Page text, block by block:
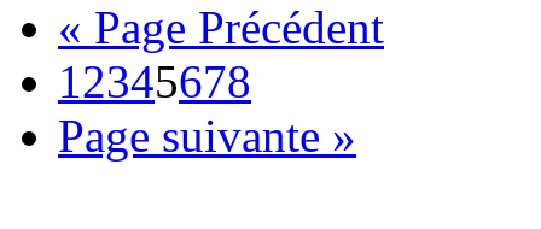
« Page Précédent
12345678
Page suivante »